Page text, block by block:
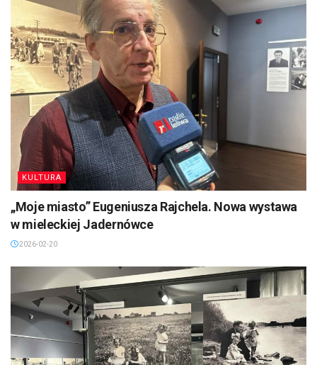
KULTURA
„Moje miasto” Eugeniusza Rajchela. Nowa wystawa
w mieleckiej Jadernówce
2026-02-20